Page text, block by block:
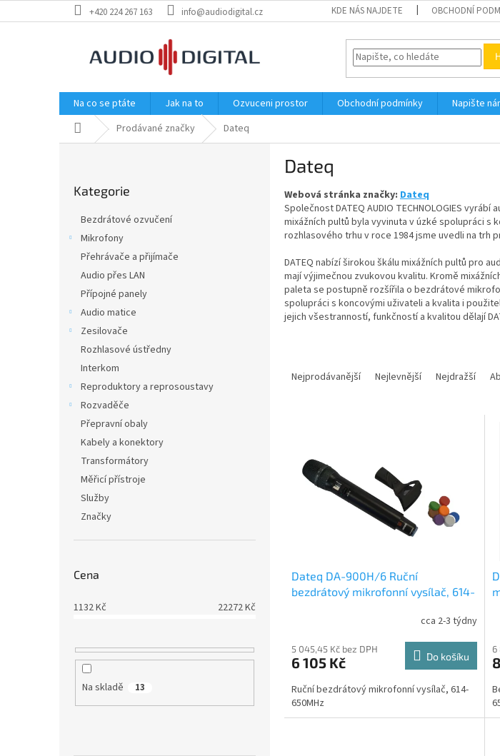
na
+420 224 267 163 info@audiodigital.cz KDE NÁS NAJDETE OBCHODNÍ
Na co se ptáte Jak na to Ozvuceni prostor Obchodní podmínky Napište
Domů Prodávané značky Dateq
kategorie
Kategorie
Bezdrátové ozvučení
Mikrofony
Přehrávače a přijímače
Audio přes LAN
Přípojné panely
Audio matice
Zesilovače
Rozhlasové ústředny
Interkom
Reproduktory a reprosoustavy
Rozvaděče
Přepravní obaly
Kabely a konektory
Transformátory
Měřicí přístroje
Služby
Značky
Cena
1132Kč 22272Kč
Na skladě 13
Dateq
Webová stránka značky: Dateq
Společnost DATEQ AUDIO TECHNOLOGIES
mixážních pultů byla vyvinuta v úzké spolupráci s
rozhlasového trhu v roce 1984 jsme uvedli na trh
DATEQ nabízí širokou škálu mixážních pultů pro
mají výjimečnou zvukovou kvalitu. Kromě
paleta se postupně rozšířila o bezdrátové
spolupráci s koncovými uživateli a kvalita i
jejich všestranností, funkčností a kvalitou dělají
Nejprodávanější Nejlevnější Nejdražší
Dateq DA-900H/6 Ruční
bezdrátový mikrofonní vysílač, 614-
cca 2-3 týdny
5 045,45 Kč bez DPH
6 105 Kč Do košíku
Ruční bezdrátový mikrofonní vysílač, 614-
650MHz
6